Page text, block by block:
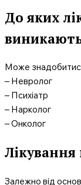
До яких
Може
– Невролог
– Психіатр
– Нарколог
– Онколог
Залежно від